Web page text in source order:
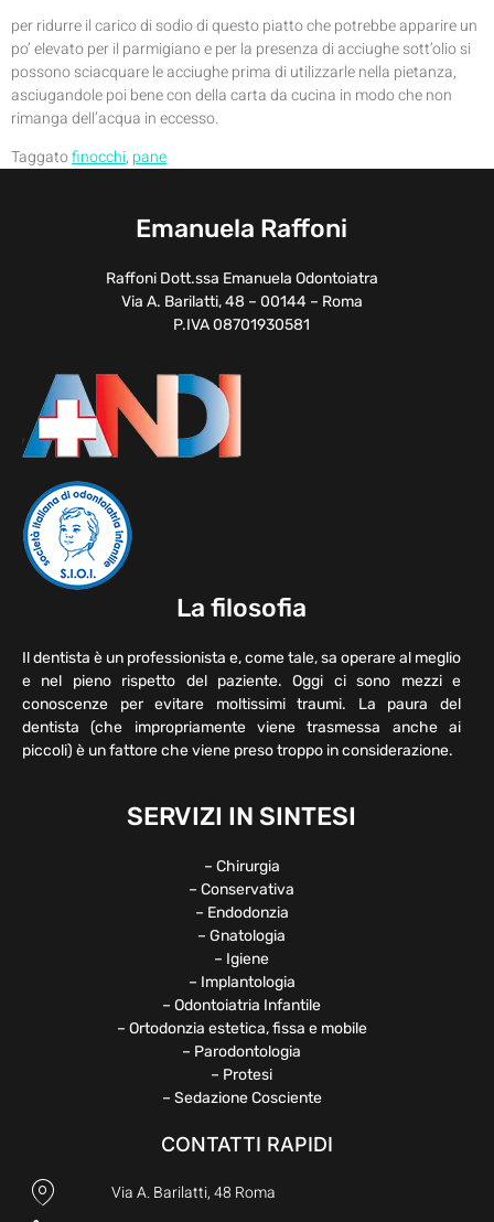
per ridurre il carico di sodio di questo piatto che potrebbe apparire un
po’ elevato per il parmigiano e per la presenza di acciughe sott’olio si
possono sciacquare le acciughe prima di utilizzarle nella pietanza,
asciugandole poi bene con della carta da cucina in modo che non
rimanga dell’acqua in eccesso.
Taggatofinocchi, pane
Emanuela Raffoni
Raffoni Dott.ssa Emanuela Odontoiatra
Via A. Barilatti, 48 – 00144 – Roma
P.IVA 08701930581
La filosofia
Il dentista è un professionista e, come tale, sa operare al meglio
e nel pieno rispetto del paziente. Oggi ci sono mezzi e
conoscenze per evitare moltissimi traumi. La paura del
dentista (che impropriamente viene trasmessa anche ai
piccoli) è un fattore che viene preso troppo in considerazione.
SERVIZI IN SINTESI
– Chirurgia
– Conservativa
– Endodonzia
– Gnatologia
– Igiene
– Implantologia
– Odontoiatria Infantile
– Ortodonzia estetica, fissa e mobile
– Parodontologia
– Protesi
– Sedazione Cosciente
CONTATTI RAPIDI
Via A. Barilatti, 48 Roma